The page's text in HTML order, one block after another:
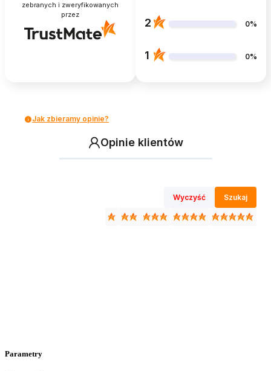
zebranych i zweryfikowanych
przez
2 0%
1 0%
Jak zbieramy opinie?
Opinie klientów
Wyczyść Szukaj
Parametry